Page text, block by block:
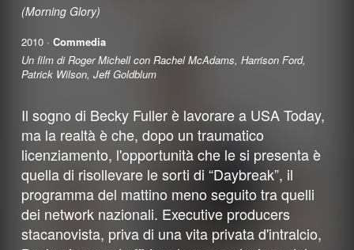
(Morning Glory)
2010 · Commedia
Un film di Roger Michell con Rachel McAdams, Harrison Ford,
Patrick Wilson, Jeff Goldblum
Il sogno di Becky Fuller è lavorare a USA Today,
ma la realtà è che, dopo un traumatico
licenziamento, l'opportunità che le si presenta è
quella di risollevare le sorti di “Daybreak”, il
programma del mattino meno seguito tra quelli
dei network nazionali. Executive producers
stacanovista, priva di una vita privata d'intralcio,